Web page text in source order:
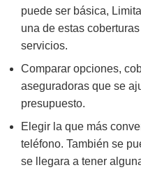
puede ser básica,
una de estas
servicios.
Comparar opciones,
aseguradoras que se
presupuesto.
Elegir la que más
teléfono. También se
se llegara a tener